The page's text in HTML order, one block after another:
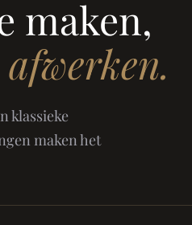
maken,
klassieke
maken het